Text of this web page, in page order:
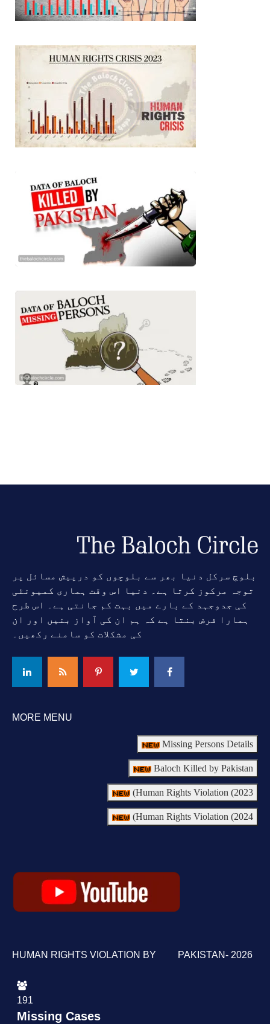
بلوچ سرکل دنیا بھر سے بلوچوں کو درپیش مسائل پر
توجہ مرکوز کرتا ہے۔ دنیا اس وقت ہماری کمیونٹی
کی جدوجہد کے بارے میں بہت کم جانتی ہے۔ اس طرح
ہمارا فرض بنتا ہے کہ ہم ان کی آواز بنیں اور ان
کی مشکلات کو سامنے رکھیں۔
MORE MENU
Missing Persons Details
Baloch Killed by Pakistan
Human Rights Violation (2023)
Human Rights Violation (2024)
HUMAN RIGHTS VIOLATION BY PAKISTAN- 2026
191
Missing Cases